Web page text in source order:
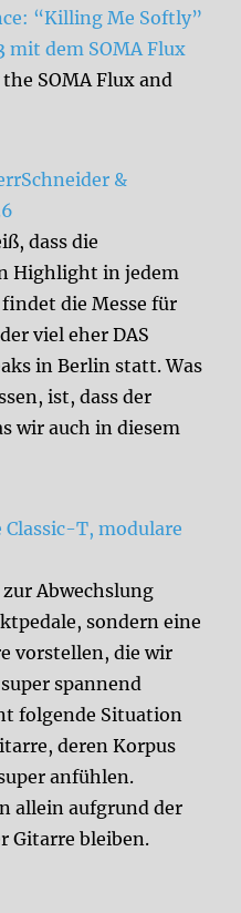
“Killing Me Softly”
mit dem SOMA Flux
SOMA Flux and
&
dass die
Highlight in jedem
findet die Messe für
viel eher DAS
in Berlin statt. Was
ist, dass der
wir auch in diesem
T, modulare
Abwechslung
sondern eine
vorstellen, die wir
spannend
folgende Situation
deren Korpus
anfühlen.
allein aufgrund der
Gitarre bleiben.